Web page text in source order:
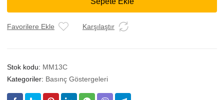
GEÇME
Favorilere Ekle Karşılaştır
Stok kodu: MM13C
Kategoriler: Basınç Göstergeleri